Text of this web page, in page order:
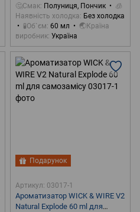
🤔Смак Полуниця, Пончик
🧊
Наявність холодка
Без холодка
🧪Об`єм 60 мл
🌏Країна
виробник Україна
Подарунок
Артикул: 03017-1
Ароматизатор WICK & WIRE V2
Natural Explode 60 ml для